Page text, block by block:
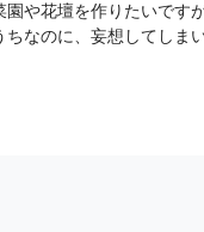
園や花壇を作りたいです
ちなのに、妄想してしま